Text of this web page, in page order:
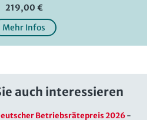
219,00 €
Mehr Infos
auch interessieren
Betriebsrätepreis 2026-